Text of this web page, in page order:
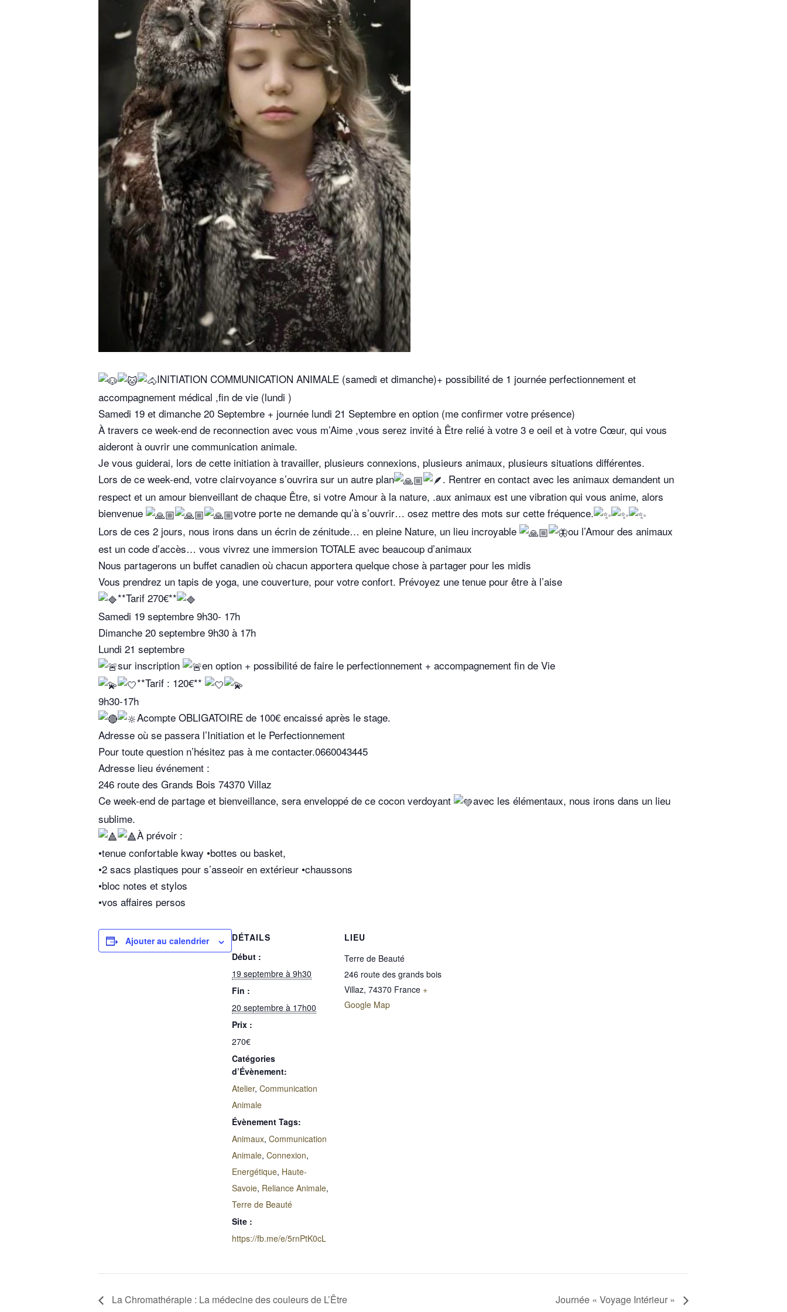
INITIATION COMMUNICATION ANIMALE (samedi et dimanche)+ possibilité de 1 journée perfectionnement et
accompagnement médical ,fin de vie (lundi )
Samedi 19 et dimanche 20 Septembre + journée lundi 21 Septembre en option (me confirmer votre présence)
À travers ce week-end de reconnection avec vous m’Aime ,vous serez invité à Être relié à votre 3 e oeil et à votre Cœur, qui vous
aideront à ouvrir une communication animale.
Je vous guiderai, lors de cette initiation à travailler, plusieurs connexions, plusieurs animaux, plusieurs situations différentes.
Lors de ce week-end, votre clairvoyance s’ouvrira sur un autre plan
. Rentrer en contact avec les animaux demandent un
respect et un amour bienveillant de chaque Être, si votre Amour à la nature, .aux animaux est une vibration qui vous anime, alors
bienvenue
votre porte ne demande qu’à s’ouvrir… osez mettre des mots sur cette fréquence.
Lors de ces 2 jours, nous irons dans un écrin de zénitude… en pleine Nature, un lieu incroyable
ou l’Amour des animaux
est un code d’accès… vous vivrez une immersion TOTALE avec beaucoup d’animaux
Nous partagerons un buffet canadien où chacun apportera quelque chose à partager pour les midis
Vous prendrez un tapis de yoga, une couverture, pour votre confort. Prévoyez une tenue pour être à l’aise
**Tarif 270€**
Samedi 19 septembre 9h30- 17h
Dimanche 20 septembre 9h30 à 17h
Lundi 21 septembre
sur inscription
en option + possibilité de faire le perfectionnement + accompagnement fin de Vie
**Tarif : 120€**
9h30-17h
Acompte OBLIGATOIRE de 100€ encaissé après le stage.
Adresse où se passera l’Initiation et le Perfectionnement
Pour toute question n’hésitez pas à me contacter.0660043445
Adresse lieu événement :
246 route des Grands Bois 74370 Villaz
Ce week-end de partage et bienveillance, sera enveloppé de ce cocon verdoyant
avec les élémentaux, nous irons dans un lieu
sublime.
À prévoir :
•tenue confortable kway •bottes ou basket,
•2 sacs plastiques pour s’asseoir en extérieur •chaussons
•bloc notes et stylos
•vos affaires persos
Ajouter au calendrier
DÉTAILS
Début :
19 septembre à 9h30
Fin :
20 septembre à 17h00
Prix :
270€
Catégories
d’Évènement:
Atelier, Communication
Animale
Évènement Tags:
Animaux, Communication
Animale, Connexion,
Energétique, Haute-
Savoie, Reliance Animale,
Terre de Beauté
Site :
https://fb.me/e/5rnPtK0cL
LIEU
Terre de Beauté
246 route des grands bois
Villaz, 74370 France +
Google Map
La Chromathérapie : La médecine des couleurs de L’Être Journée « Voyage Intérieur »